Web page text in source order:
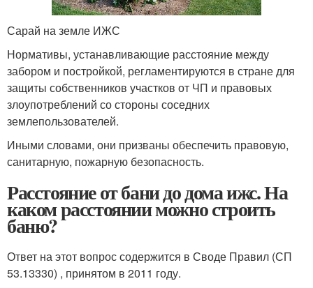
Сарай на земле ИЖС
Нормативы, устанавливающие расстояние между
забором и постройкой, регламентируются в стране для
защиты собственников участков от ЧП и правовых
злоупотреблений со стороны соседних
землепользователей.
Иными словами, они призваны обеспечить правовую,
санитарную, пожарную безопасность.
Расстояние от бани до дома ижс. На
каком расстоянии можно строить
баню?
Ответ на этот вопрос содержится в Своде Правил (СП
53.13330) , принятом в 2011 году.